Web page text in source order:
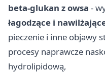
beta-glukan z owsa -
łagodzące i
pieczenie i inne objawy
procesy naprawcze
hydrolipidową,